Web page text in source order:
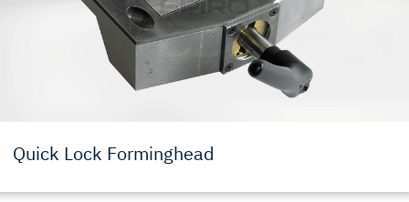
Quick Lock Forminghead